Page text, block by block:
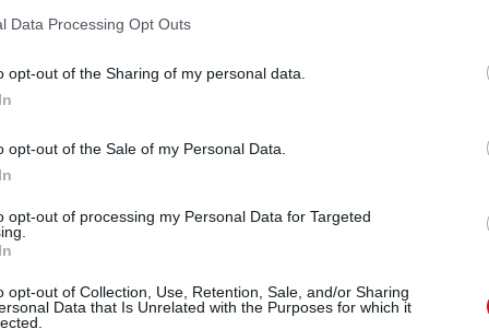
Data Processing Opt Outs
opt-out of the Sharing of my personal data.
opt-out of the Sale of my Personal Data.
opt-out of processing my Personal Data for Targeted
opt-out of Collection, Use, Retention, Sale, and/or Sharing
Data that Is Unrelated with the Purposes for which it
videó és a baleset